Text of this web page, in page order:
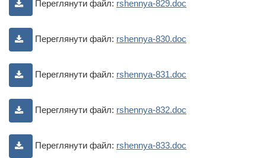
Переглянути файл: rshennya-829.doc
Переглянути файл: rshennya-830.doc
Переглянути файл: rshennya-831.doc
Переглянути файл: rshennya-832.doc
Переглянути файл: rshennya-833.doc